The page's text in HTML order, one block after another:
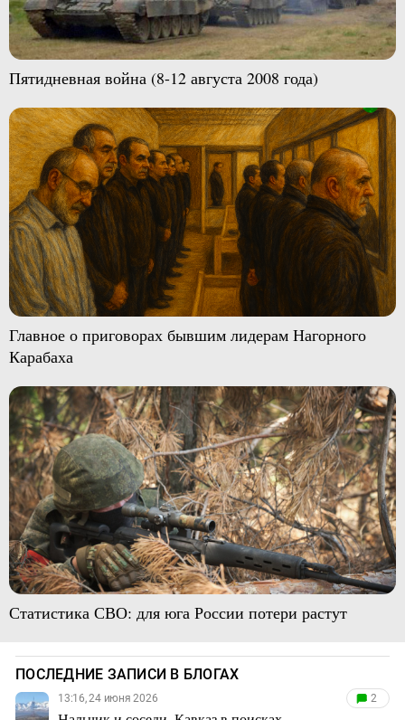
Пятидневная война (8-12 августа 2008 года)
Главное о приговорах бывшим лидерам Нагорного
Карабаха
Статистика СВО: для юга России потери растут
ПОСЛЕДНИЕ ЗАПИСИ В БЛОГАХ
13:16, 24 июня 2026 2